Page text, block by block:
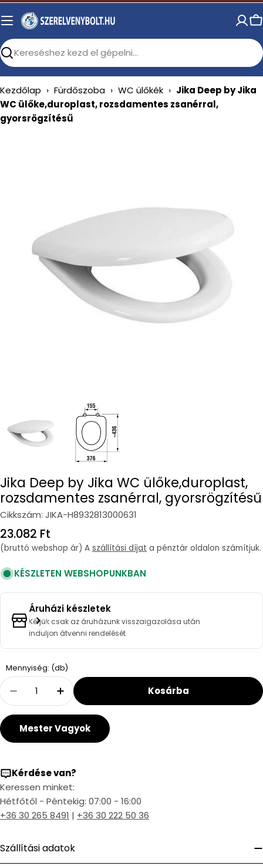
Skip
to
Search
Kezdőlap › Fürdőszoba › WC ülőkék › Jika Deep by Jika
WC ülőke,duroplast, rozsdamentes zsanérral,
gyorsrögzítésű
media 0 in modal
Jika Deep by Jika WC ülőke,duroplast,
rozsdamentes zsanérral, gyorsrögzítésű
Cikkszám: JIKA-H8932813000631
Regular
price
23.082 Ft
(bruttó webshop ár) A szállítási díjat a pénztár oldalon számítjuk.
KÉSZLETEN WEBSHOPUNKBAN
Áruházi készletek
Kérjük csak az áruházunk visszaigazolása után
induljon átvenni rendelését.
Mennyiség: (db)Quantity
Decrease Quantity For Jika Deep By Jika
Increase Quantity For Jika Deep By
Kosárba
Mester Vagyok
Kérdése van?
Keressen minket:
Hétfőtől - Péntekig: 07:00 - 16:00
+36 30 265 8491 | +36 30 222 50 36
Szállítási adatok